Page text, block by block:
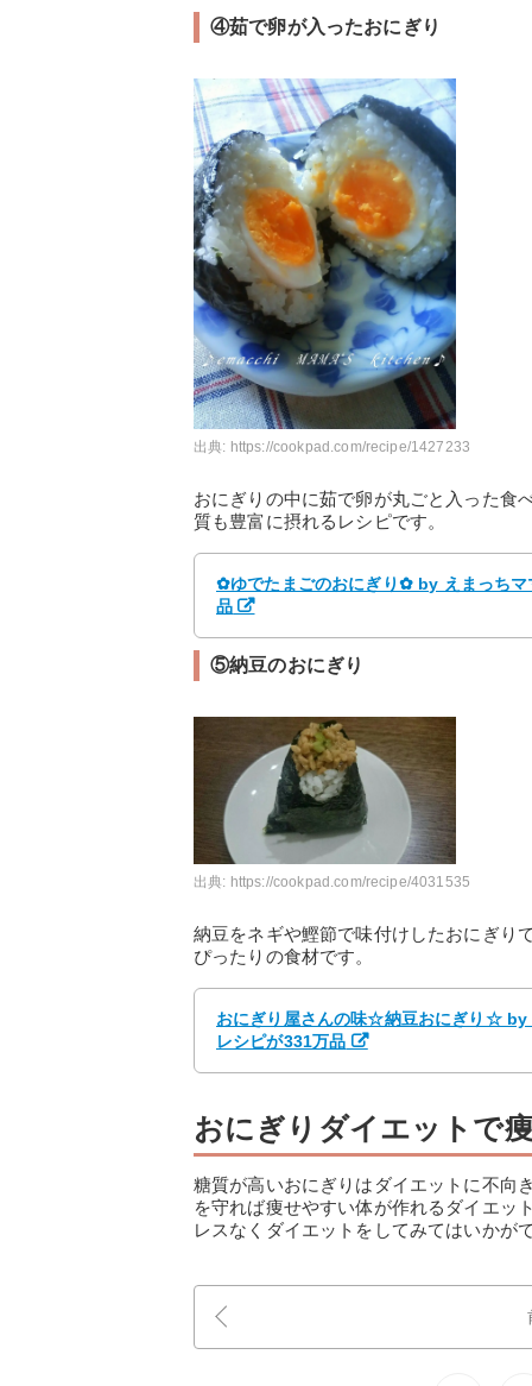
④茹で卵が入ったおにぎり
出典: https://cookpad.com/recipe/1427233
おにぎりの中に茹で卵が丸ごと入った食
質も豊富に摂れるレシピです。
✿ゆでたまごのおにぎり✿ by えまっちマ
品
⑤納豆のおにぎり
出典: https://cookpad.com/recipe/4031535
納豆をネギや鰹節で味付けしたおにぎり
ぴったりの食材です。
おにぎり屋さんの味☆納豆おにぎり☆ by
レシピが331万品
おにぎりダイエットで
糖質が高いおにぎりはダイエットに不向
を守れば痩せやすい体が作れるダイエッ
レスなくダイエットをしてみてはいかが